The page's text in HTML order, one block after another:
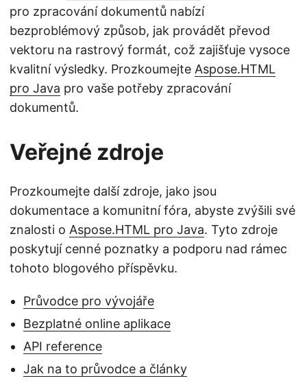
pro zpracování dokumentů nabízí
bezproblémový způsob, jak provádět převod
vektoru na rastrový formát, což zajišťuje vysoce
kvalitní výsledky. Prozkoumejte Aspose.HTML
pro Java pro vaše potřeby zpracování
dokumentů.
Veřejné zdroje
Prozkoumejte další zdroje, jako jsou
dokumentace a komunitní fóra, abyste zvýšili své
znalosti o Aspose.HTML pro Java. Tyto zdroje
poskytují cenné poznatky a podporu nad rámec
tohoto blogového příspěvku.
Průvodce pro vývojáře
Bezplatné online aplikace
API reference
Jak na to průvodce a články